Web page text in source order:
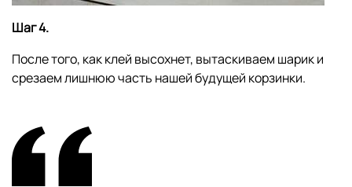
Шаг 4.
После того, как клей высохнет, вытаскиваем шарик и
срезаем лишнюю часть нашей будущей корзинки.